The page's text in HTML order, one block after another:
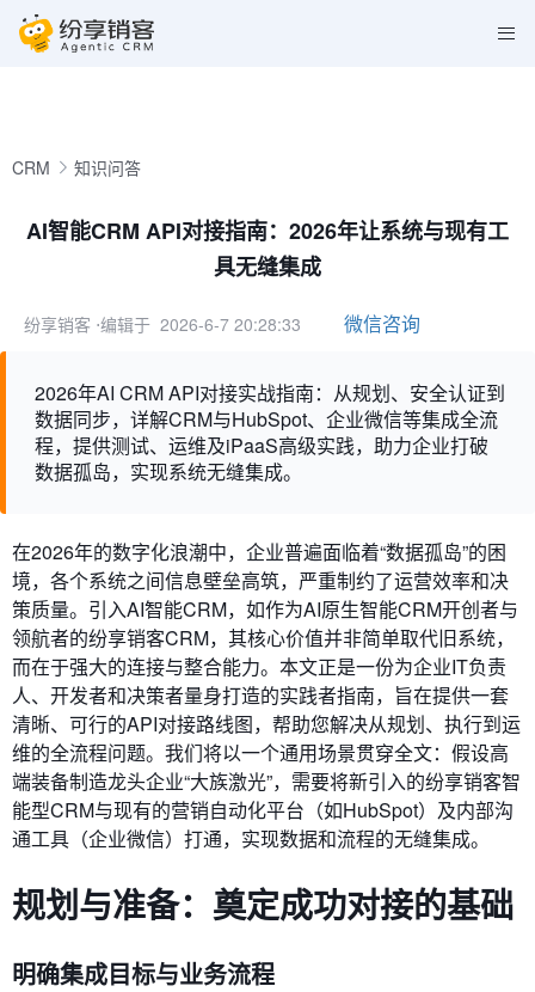
CRM 知识问答
AI智能CRM API对接指南：2026年让系统与现有工
具无缝集成
纷享销客 ⋅编辑于 2026-6-7 20:28:33 微信咨询
2026年AI CRM API对接实战指南：从规划、安全认证到
数据同步，详解CRM与HubSpot、企业微信等集成全流
程，提供测试、运维及iPaaS高级实践，助力企业打破
数据孤岛，实现系统无缝集成。
在2026年的数字化浪潮中，企业普遍面临着“数据孤岛”的困
境，各个系统之间信息壁垒高筑，严重制约了运营效率和决
策质量。引入AI智能CRM，如作为AI原生智能CRM开创者与
领航者的纷享销客CRM，其核心价值并非简单取代旧系统，
而在于强大的连接与整合能力。本文正是一份为企业IT负责
人、开发者和决策者量身打造的实践者指南，旨在提供一套
清晰、可行的API对接路线图，帮助您解决从规划、执行到运
维的全流程问题。我们将以一个通用场景贯穿全文：假设高
端装备制造龙头企业“大族激光”，需要将新引入的纷享销客智
能型CRM与现有的营销自动化平台（如HubSpot）及内部沟
通工具（企业微信）打通，实现数据和流程的无缝集成。
规划与准备：奠定成功对接的基础
明确集成目标与业务流程